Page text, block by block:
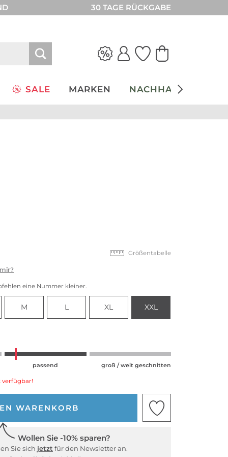
30 TAGE RÜCKGABE
SALE MARKEN NACHHALTIGKEIT
Größentabelle
eine Nummer kleiner.
M L XL XXL
passend groß / weit geschnitten
verfügbar!
WARENKORB
Wollen Sie -10% sparen?
Sie sich jetzt für den Newsletter an.